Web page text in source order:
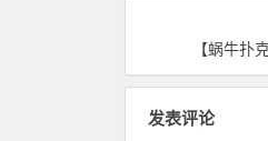
【蜗牛扑
发表评论